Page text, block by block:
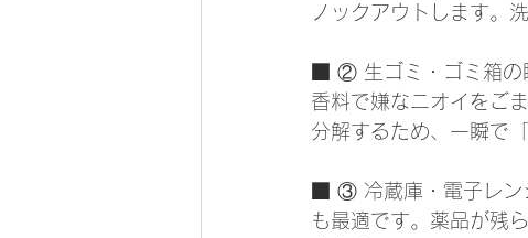
ノックアウトします。
■ ② 生ゴミ・ゴミ箱の
香料で嫌なニオイをご
分解するため、一瞬で
■ ③ 冷蔵庫・電子レン
も最適です。薬品が残